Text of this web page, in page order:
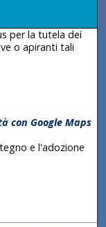
per la tutela dei
o apiranti tali
con Google Maps
e l'adozione